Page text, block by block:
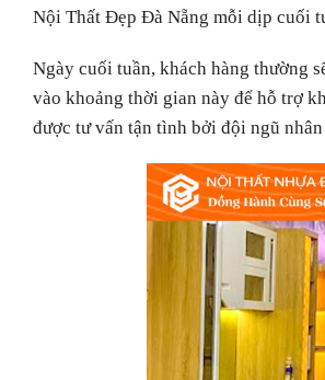
Nội Thất Đẹp Đà Nẵng mỗi dịp cuối
Ngày cuối tuần, khách hàng thường
vào khoảng thời gian này để hỗ trợ
được tư vấn tận tình bởi đội ngũ